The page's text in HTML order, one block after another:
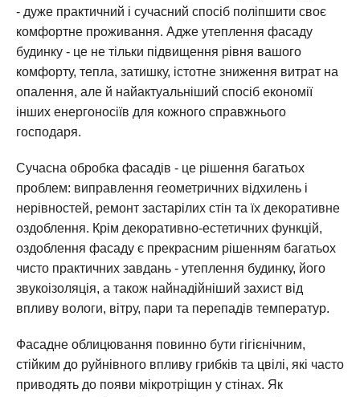
- дуже практичний і сучасний спосіб поліпшити своє
комфортне проживання. Адже утеплення фасаду
будинку - це не тільки підвищення рівня вашого
комфорту, тепла, затишку, істотне зниження витрат на
опалення, але й найактуальніший спосіб економії
інших енергоносіїв для кожного справжнього
господаря.
Сучасна обробка фасадів - це рішення багатьох
проблем: виправлення геометричних відхилень і
нерівностей, ремонт застарілих стін та їх декоративне
оздоблення. Крім декоративно-естетичних функцій,
оздоблення фасаду є прекрасним рішенням багатьох
чисто практичних завдань - утеплення будинку, його
звукоізоляція, а також найнадійніший захист від
впливу вологи, вітру, пари та перепадів температур.
Фасадне облицювання повинно бути гігієнічним,
стійким до руйнівного впливу грибків та цвілі, які часто
приводять до появи мікротріщин у стінах. Як